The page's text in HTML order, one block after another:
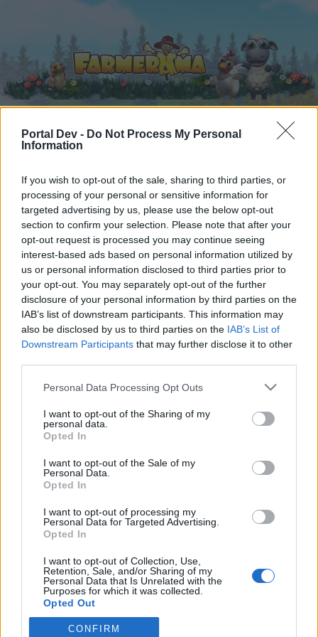
Portal Dev - Do Not Process My Personal
Information
If you wish to opt-out of the sale, sharing to third parties, or
processing of your personal or sensitive information for
targeted advertising by us, please use the below opt-out
section to confirm your selection. Please note that after your
opt-out request is processed you may continue seeing
interest-based ads based on personal information utilized by
us or personal information disclosed to third parties prior to
your opt-out. You may separately opt-out of the further
disclosure of your personal information by third parties on the
IAB’s list of downstream participants. This information may
also be disclosed by us to third parties on the IAB’s List of
Downstream Participants that may further disclose it to other
Personal Data Processing Opt Outs
I want to opt-out of the Sharing of my
personal data.
Opted In
I want to opt-out of the Sale of my
Personal Data.
Opted In
I want to opt-out of processing my
Personal Data for Targeted Advertising.
Opted In
I want to opt-out of Collection, Use,
Retention, Sale, and/or Sharing of my
Personal Data that Is Unrelated with the
Purposes for which it was collected.
Opted Out
CONFIRM
Foren ... Speakers Corner Die lustige Kantine (9)
Mitglieder, denen der Beitrag #2775
gefällt
Liebe(r) Forum-Leser/in,
wenn Du in diesem Forum aktiv an den
Gesprächen teilnehmen oder eigene Themen
starten möchtest, musst Du Dich bitte zunächst
im Spiel einloggen. Falls Du noch keinen
Spielaccount besitzt, bitte registriere Dich neu.
Wir freuen uns auf Deinen nächsten Besuch in
unserem Forum!„Zum Spiel“
Thema: Die lustige Kantine (9)
crissicrissi
Lebende Forenlegende
Beiträge:
4 Mai 2026
tanto01
Lebende Forenlegende
Beiträge:
mone-vogt
Lebende Forenlegende, weiblich
Beiträge: 34.416 Zustimmungen: 145.555
trizi2
Startseite